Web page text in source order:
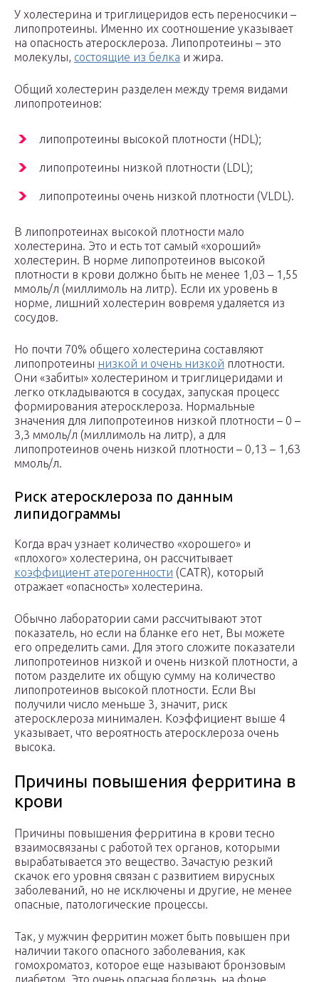
У холестерина и триглицеридов есть переносчики –
липопротеины. Именно их соотношение указывает
на опасность атеросклероза. Липопротеины – это
молекулы, состоящие из белка и жира.
Общий холестерин разделен между тремя видами
липопротеинов:
липопротеины высокой плотности (HDL);
липопротеины низкой плотности (LDL);
липопротеины очень низкой плотности (VLDL).
В липопротеинах высокой плотности мало
холестерина. Это и есть тот самый «хороший»
холестерин. В норме липопротеинов высокой
плотности в крови должно быть не менее 1,03 – 1,55
ммоль/л (миллимоль на литр). Если их уровень в
норме, лишний холестерин вовремя удаляется из
сосудов.
Но почти 70% общего холестерина составляют
липопротеины низкой и очень низкой плотности.
Они «забиты» холестерином и триглицеридами и
легко откладываются в сосудах, запуская процесс
формирования атеросклероза. Нормальные
значения для липопротеинов низкой плотности – 0 –
3,3 ммоль/л (миллимоль на литр), а для
липопротеинов очень низкой плотности – 0,13 – 1,63
ммоль/л.
Риск атеросклероза по данным
липидограммы
Когда врач узнает количество «хорошего» и
«плохого» холестерина, он рассчитывает
коэффициент атерогенности (CATR), который
отражает «опасность» холестерина.
Обычно лаборатории сами рассчитывают этот
показатель, но если на бланке его нет, Вы можете
его определить сами. Для этого сложите показатели
липопротеинов низкой и очень низкой плотности, а
потом разделите их общую сумму на количество
липопротеинов высокой плотности. Если Вы
получили число меньше 3, значит, риск
атеросклероза минимален. Коэффициент выше 4
указывает, что вероятность атеросклероза очень
высока.
Причины повышения ферритина в
крови
Причины повышения ферритина в крови тесно
взаимосвязаны с работой тех органов, которыми
вырабатывается это вещество. Зачастую резкий
скачок его уровня связан с развитием вирусных
заболеваний, но не исключены и другие, не менее
опасные, патологические процессы.
Так, у мужчин ферритин может быть повышен при
наличии такого опасного заболевания, как
гомохроматоз, которое еще называют бронзовым
диабетом. Это очень опасная болезнь, на фоне